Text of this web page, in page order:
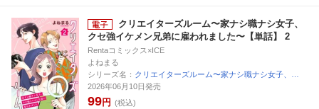
クリエイターズルーム〜家ナシ職ナシ女子、
クセ強イケメン兄弟に雇われました〜【単話】 2
Rentaコミックス×ICE
よねまる
シリーズ名： クリエイターズルーム〜家ナシ職ナシ女子、…
2026年06月10日発売
99円 (税込)